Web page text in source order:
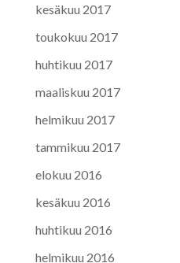
kesäkuu 2017
toukokuu 2017
huhtikuu 2017
maaliskuu 2017
helmikuu 2017
tammikuu 2017
elokuu 2016
kesäkuu 2016
huhtikuu 2016
helmikuu 2016